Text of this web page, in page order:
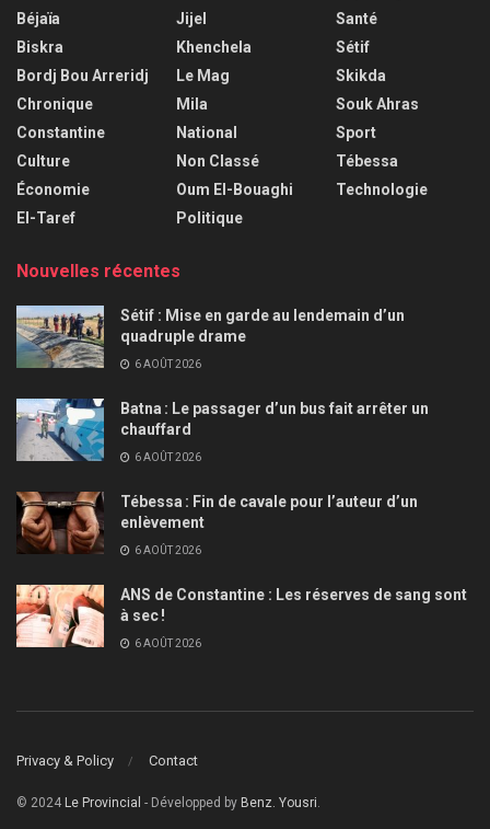
Béjaïa
Biskra
Bordj Bou Arreridj
Chronique
Constantine
Culture
Économie
El-Taref
Jijel
Khenchela
Le Mag
Mila
National
Non Classé
Oum El-Bouaghi
Politique
Santé
Sétif
Skikda
Souk Ahras
Sport
Tébessa
Technologie
Nouvelles récentes
Sétif : Mise en garde au lendemain d’un
quadruple drame
6 AOÛT 2026
Batna : Le passager d’un bus fait arrêter un
chauffard
6 AOÛT 2026
Tébessa : Fin de cavale pour l’auteur d’un
enlèvement
6 AOÛT 2026
ANS de Constantine : Les réserves de sang sont
à sec !
6 AOÛT 2026
Privacy & Policy Contact
© 2024 Le Provincial - Développed by Benz. Yousri.